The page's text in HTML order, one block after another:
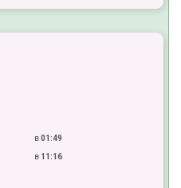
в01:49
в 11:16